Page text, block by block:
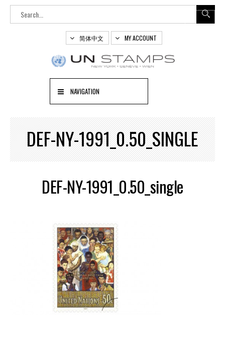
简体中文 MY ACCOUNT
NAVIGATION
DEF-NY-1991_0.50_SINGLE
DEF-NY-1991_0.50_single